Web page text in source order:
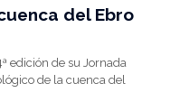
del Ebro
edición de su Jornada
de la cuenca del